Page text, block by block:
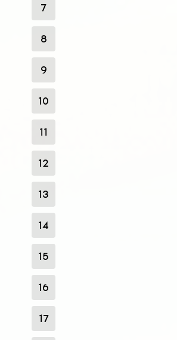
7
8
9
10
11
12
13
14
15
16
17